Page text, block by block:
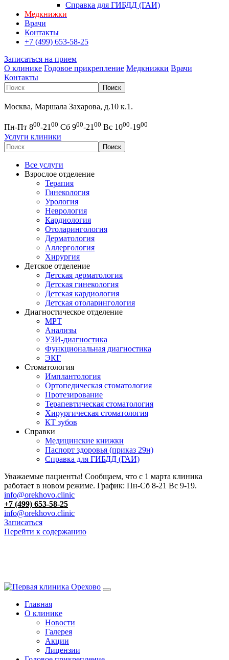
Справка для ГИБДД (ГАИ)
Медкнижки
Врачи
Контакты
+7 (499) 653-58-25
Записаться на прием
О клинике Годовое прикрепление Медкнижки Врачи
Контакты
Москва, Маршала Захарова, д.10 к.1.
Пн-Пт 800-2100 Сб 900-2100 Вс 1000-1900
Услуги клиники
Все услуги
Взрослое отделение
Терапия
Гинекология
Урология
Неврология
Кардиология
Отоларингология
Дерматология
Аллергология
Хирургия
Детское отделение
Детская дерматология
Детская гинекология
Детская кардиология
Детская отоларингология
Диагностическое отделение
МРТ
Анализы
УЗИ-диагностика
Функциональная диагностика
ЭКГ
Стоматология
Имплантология
Ортопедическая стоматология
Протезирование
Терапевтическая стоматология
Хирургическая стоматология
КТ зубов
Справки
Медицинские книжки
Паспорт здоровья (приказ 29н)
Справка для ГИБДД (ГАИ)
Уважаемые пациенты! Сообщаем, что с 1 марта клиника
работает в новом режиме. График: Пн-Сб 8-21 Вс 9-19.
info@orekhovo.clinic
+7 (499) 653-58-25
info@orekhovo.clinic
Записаться
Перейти к содержанию
Главная
О клинике
Новости
Галерея
Акции
Лицензии